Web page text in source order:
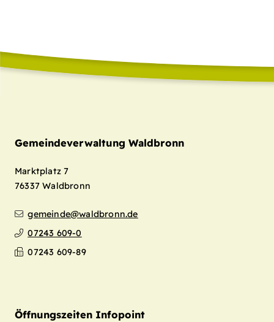
Gemeindeverwaltung Waldbronn
Marktplatz 7
76337 Waldbronn
gemeinde@waldbronn.de
07243 609-0
07243 609-89
Öffnungszeiten Infopoint